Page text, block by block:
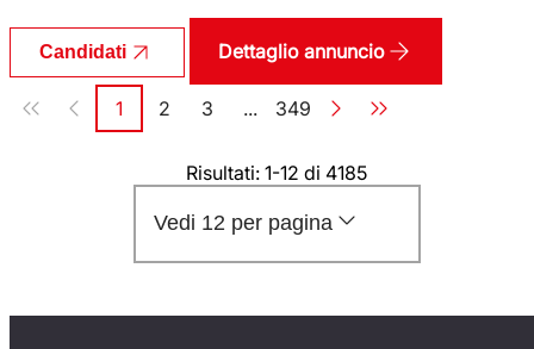
Candidati Dettaglio annuncio
Paginazione
Pagina
1 Pagina
2 Pagina
3 ... Pagina
349
Risultati: 1-12 di 4185
Vedi 12 per pagina